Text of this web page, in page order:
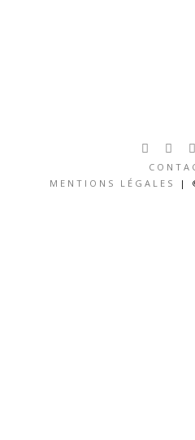
MENTIONS LÉGALES
|